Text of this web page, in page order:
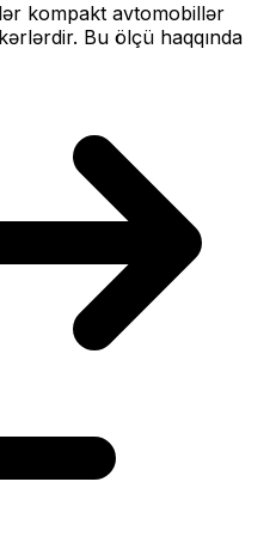
kompakt avtomobillər
Bu ölçü haqqında